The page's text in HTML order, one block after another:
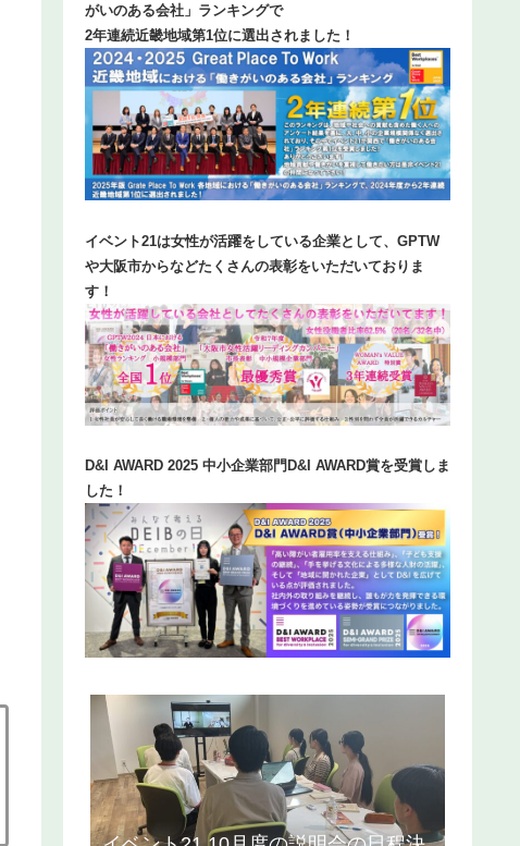
がいのある会社」ランキングで
2年連続近畿地域第1位に選出されました！
イベント21は女性が活躍をしている企業として、GPTW
や大阪市からなどたくさんの表彰をいただいておりま
す！
D&I AWARD 2025 中小企業部門D&I AWARD賞を受賞しま
した！